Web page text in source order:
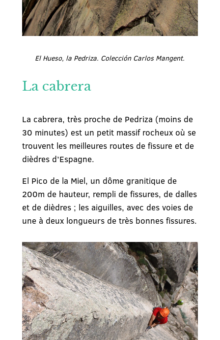
El Hueso, la Pedriza. Colección Carlos Mangent.
La cabrera
La cabrera, très proche de Pedriza (moins de
30 minutes) est un petit massif rocheux où se
trouvent les meilleures routes de fissure et de
dièdres d’Espagne.
El Pico de la Miel, un dôme granitique de
200m de hauteur, rempli de fissures, de dalles
et de dièdres ; les aiguilles, avec des voies de
une à deux longueurs de très bonnes fissures.